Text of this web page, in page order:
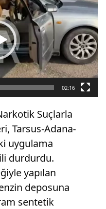
02:16
Suçlarla
Tarsus-Adana-
uygulama
durdurdu.
yapılan
deposuna
sentetik